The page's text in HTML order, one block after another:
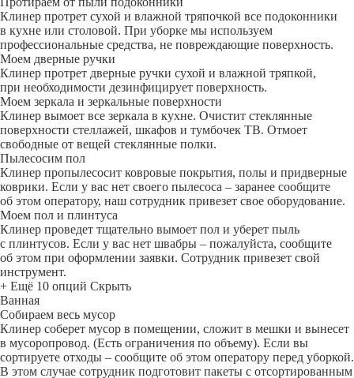
Клинер протрет сухой и влажной тряпочкой все подоконники
в кухне или столовой. При уборке мы используем
профессиональные средства, не повреждающие поверхность.
Моем дверные ручки
Клинер протрет дверные ручки сухой и влажной тряпкой,
при необходимости дезинфицирует поверхность.
Моем зеркала и зеркальные поверхности
Клинер вымоет все зеркала в кухне. Очистит стеклянные
поверхности стеллажей, шкафов и тумбочек ТВ. Отмоет
свободные от вещей стеклянные полки.
Пылесосим пол
Клинер пропылесосит ковровые покрытия, полы и придверные
коврики. Если у вас нет своего пылесоса – заранее сообщите
об этом оператору, наш сотрудник привезет свое оборудование.
Моем пол и плинтуса
Клинер проведет тщательно вымоет пол и уберет пыль
с плинтусов. Если у вас нет швабры – пожалуйста, сообщите
об этом при оформлении заявки. Сотрудник привезет свой
инструмент.
+ Ещё 10 опций Скрыть
Ванная
Собираем весь мусор
Клинер соберет мусор в помещении, сложит в мешки и вынесет
в мусоропровод. (Есть ограничения по объему). Если вы
сортируете отходы – сообщите об этом оператору перед уборкой.
В этом случае сотрудник подготовит пакеты с отсортированным